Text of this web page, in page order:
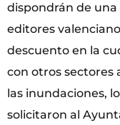
dispondrán de una
editores
descuento en la
con otros sectores
las inundaciones,
solicitaron al